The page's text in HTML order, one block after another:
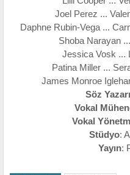
Joel Perez ...
Daphne Rubin-Vega ...
Shoba Narayan
Jessica Vosk ...
Patina Miller ...
James Monroe
Söz Yazarı
Vokal
Vokal
Stüdyo:
Yayın: